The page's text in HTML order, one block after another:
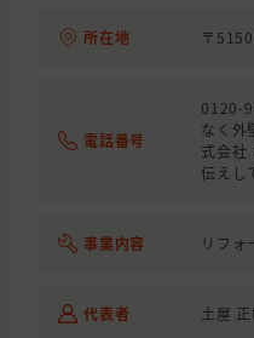
所在地 〒
電話番号
0120-
なく外
式会社
伝えし
事業内容 リフ
代表者 土屋 正